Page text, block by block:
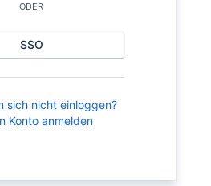
ODER
SSO
sich nicht einloggen?
Konto anmelden